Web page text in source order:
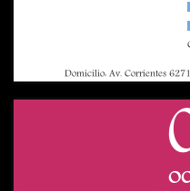
Domicilio: Av. Corrientes